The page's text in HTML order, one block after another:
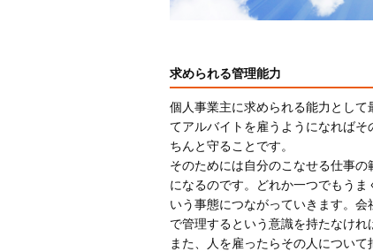
求められる管理能力
個人事業主に求められる能力とし
てアルバイトを雇うようになれば
ちんと守ることです。
そのためには自分のこなせる仕事
になるのです。どれか一つでもう
いう事態につながっていきます。
で管理するという意識を持たなけれ
また、人を雇ったらその人につい